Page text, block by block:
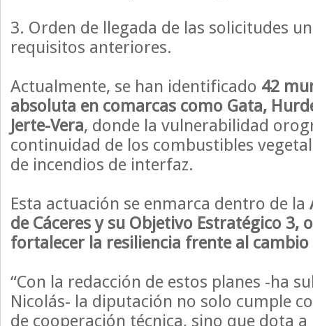
3. Orden de llegada de las solicitudes
requisitos anteriores.
Actualmente, se han identificado 42
absoluta en comarcas como Gata,
Jerte-Vera, donde la vulnerabilidad
continuidad de los combustibles
de incendios de interfaz.
Esta actuación se enmarca dentro de la
de Cáceres y su Objetivo Estratégico 3,
fortalecer la resiliencia frente al
“Con la redacción de estos planes -ha
Nicolás- la diputación no solo cumple
de cooperación técnica, sino que dota